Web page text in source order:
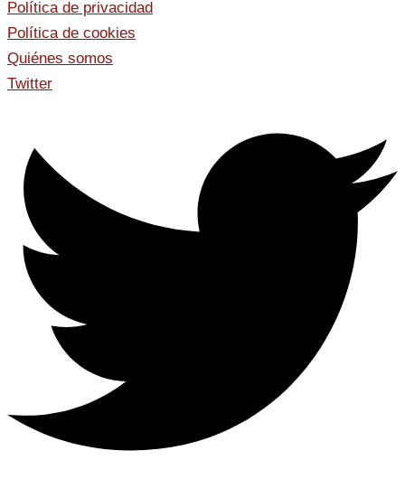
Política de privacidad
Política de cookies
Quiénes somos
Twitter